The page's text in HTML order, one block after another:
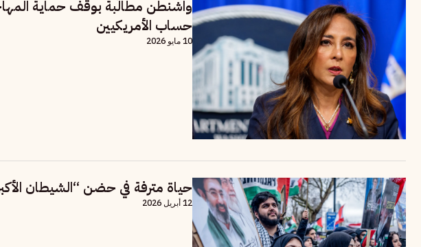
واشنطن مطالَبة بوقف حماية
حساب الأمريكيين
10 مايو 2026
حياة مترفة في حضن “الشيطان
12 أبريل 2026